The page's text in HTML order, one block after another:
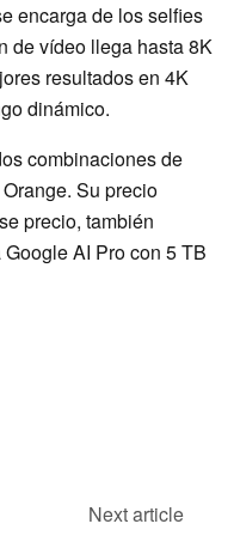
encarga de los selfies
de vídeo llega hasta 8K
resultados en 4K
dinámico.
combinaciones de
Su precio
precio, también
AI Pro con 5 TB
Next article